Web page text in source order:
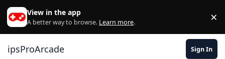
Skip to content
View in the app
A better way to browse. Learn more. ×
ipsProArcade Sign In